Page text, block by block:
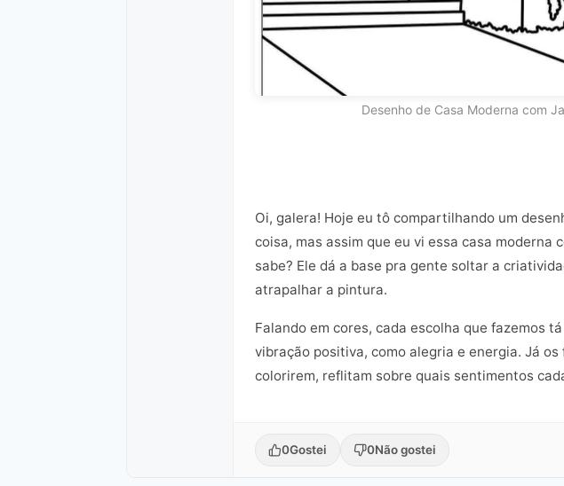
Desenho de Casa Moderna com
Oi, galera! Hoje eu tô compartilhando um
coisa, mas assim que eu vi essa casa
sabe? Ele dá a base pra gente soltar a
atrapalhar a pintura.
Falando em cores, cada escolha que fazemos
vibração positiva, como alegria e energia. Já
colorirem, reflitam sobre quais sentimentos
0Gostei 0Não gostei